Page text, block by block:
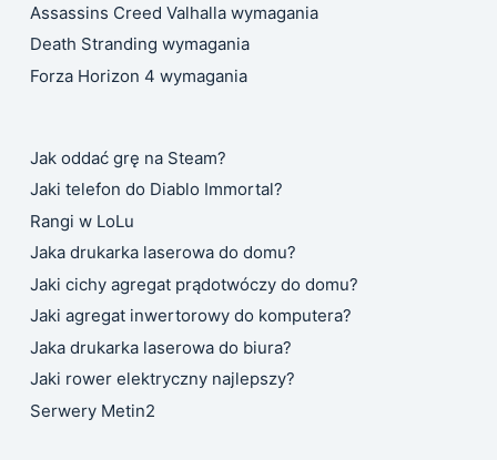
Assassins Creed Valhalla wymagania
Death Stranding wymagania
Forza Horizon 4 wymagania
Jak oddać grę na Steam?
Jaki telefon do Diablo Immortal?
Rangi w LoLu
Jaka drukarka laserowa do domu?
Jaki cichy agregat prądotwóczy do domu?
Jaki agregat inwertorowy do komputera?
Jaka drukarka laserowa do biura?
Jaki rower elektryczny najlepszy?
Serwery Metin2